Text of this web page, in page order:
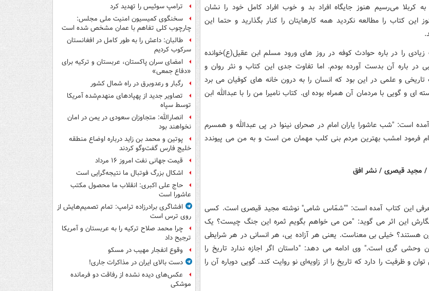
به کربلا می‌رسیم هنوز جایگاه افراد بد و خوب افراد کامل خود را نشان
این کتاب را مطالعه نکردید همه کارهایتان را کنار بگذارید و حتما این
را در باره حوادث کوفه در روز های ورود مسلم ابن عقیل(ع)خوانده
در باره آن بدست آورده بودم. اما تفاوت جدی این کتاب و نثر روان و
و علمی در این بود که انسان را به درون خانه های کوفیان می برد
ای و گویی با مردمان آن همراه بوده ای. کتاب نامیرا من را با عبدالله ابن
است: "شب عاشورا یاران امام در صحرای نینوا در پی عبدالله و همسرم
فرمود امشب بهترین مردم بنی کلب مهمان من است و به من می پیوندد
این کتاب آمده است: ""شمّاس شامی" نوشته مجید قیصری است. کسی
این اثر می گوید: "من می خواهم بگویم ثمره این جنگ چیست؟ یک
هستند؟ خیلی بی معناست. یعنی هر آزاده یی، هر انسانی در هر شرایطی
وحشی گری است." وی ادامه می دهد: "داستان اگر اجازه ندارد تاریخ را
و ظرفیت را دارد که تاریخ را از زاویه‌ای نو روایت کند. گویی دوباره آن را
ترامپ سوئیس را تهدید کرد
سخنگوی کمیسیون امنیت ملی مجلس:
چارچوب کلی تفاهم با عمان مشخص شده است
طالبان: داعش را به طور کامل در افغانستان
سرکوب کردیم
امضای سران پاکستان، عربستان و ترکیه برای
«دفاع جمعی»
رگبار و رعدوبرق در راه شمال کشور
تصاویر جدید از پهپادهای منهدم‌شده آمریکا
توسط سپاه
انصارالله: متجاوزان سعودی در یمن در امان
نخواهند بود
پوتین و محمد بن زاید درباره اوضاع منطقه
خلیج فارس گفت‌وگو کردند
قیمت جهانی نفت امروز ۱۶ مرداد
اشکال بزرگ فوتبال ما نتیجه‌گرایی است
حاج علی اکبری: انقلاب ما محصول مکتب
عاشورا است
افشاگری برادرزاده ترامپ: تمام تصمیم‌هایش از
روی ترس است
چرا محمد صلاح ترکیه را به عربستان و آمریکا
ترجیح داد
وقوع انفجار مهیب در مسکو
دست بالای ایران در مذاکرات جاری!
عکس‌های دیده نشده از رفاقت دو فرمانده‌
موشکی